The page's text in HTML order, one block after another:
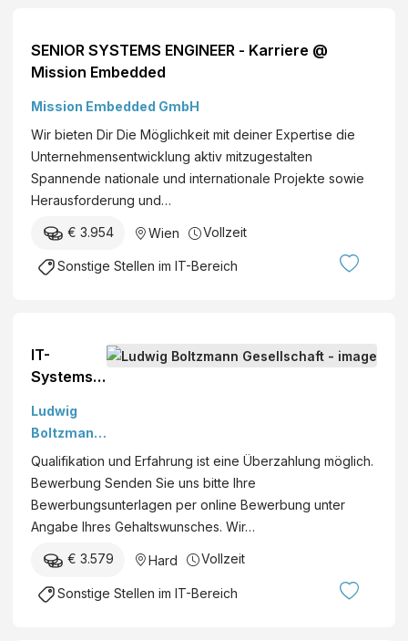
einem
innov
Arbeit
sumfe
ld, wo
moder
ne
Cloudl
en
truktu
ren im
Mittel
punkt
n.
Detail
s &
Bewer
bung
SENIOR SYSTEMS ENGINEER - Karriere @
Mission Embedded
Mission Embedded GmbH
Wir bieten Dir Die Möglichkeit mit deiner Expertise die
Unternehmensentwicklung aktiv mitzugestalten
Spannende nationale und internationale Projekte sowie
Herausforderung und…
€ 3.954 Wien Vollzeit
Sonstige Stellen im IT-Bereich
IT-
Systems
(all
genders)
Ludwig
Boltzmann
Gesellscha
ft
Qualifikation und Erfahrung ist eine Überzahlung möglich.
Bewerbung Senden Sie uns bitte Ihre
Bewerbungsunterlagen per online Bewerbung unter
Angabe Ihres Gehaltswunsches. Wir…
€ 3.579 Hard Vollzeit
Sonstige Stellen im IT-Bereich